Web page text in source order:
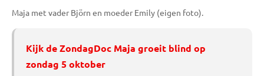
Maja met vader Björn en moeder Emily (eigen foto).
Kijk de ZondagDoc Maja groeit blind op
zondag 5 oktober